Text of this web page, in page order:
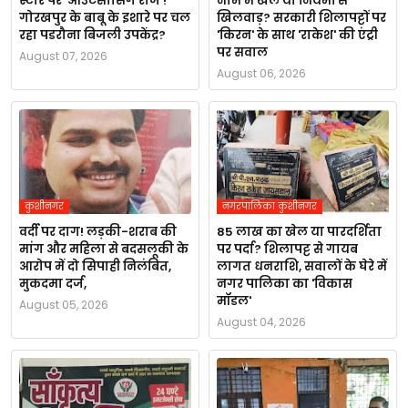
गोरखपुर के बाबू के इशारे पर चल
रहा पडरौना बिजली उपकेंद्र?
August 07, 2026
खिलवाड़? सरकारी शिलापट्टों पर
'किरन' के साथ 'राकेश' की एंट्री
पर सवाल
August 06, 2026
कुशीनगर
वर्दी पर दाग! लड़की-शराब की
मांग और महिला से बदसलूकी के
आरोप में दो सिपाही निलंबित,
मुकदमा दर्ज,
August 05, 2026
नगरपालिका कुशीनगर
85 लाख का खेल या पारदर्शिता
पर पर्दा? शिलापट्ट से गायब
लागत धनराशि, सवालों के घेरे में
नगर पालिका का 'विकास
मॉडल'
August 04, 2026